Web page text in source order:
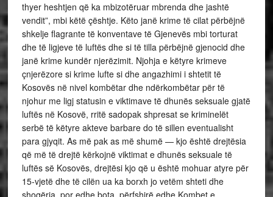
thyer heshtjen që ka mbizotëruar mbrenda dhe jashtë
vendit”, mbi këtë çështje. Këto janë krime të cilat përbëjnë
shkelje flagrante të konventave të Gjenevës mbi torturat
dhe të ligjeve të luftës dhe si të tilla përbëjnë gjenocid dhe
janë krime kundër njerëzimit. Njohja e këtyre krimeve
çnjerëzore si krime lufte si dhe angazhimi i shtetit të
Kosovës në nivel kombëtar dhe ndërkombëtar për të
njohur me ligj statusin e viktimave të dhunës seksuale gjatë
luftës në Kosovë, rritë sadopak shpresat se kriminelët
serbë të këtyre akteve barbare do të sillen eventualisht
para gjyqit. As më pak as më shumë — kjo është drejtësia
që më të drejtë kërkojnë viktimat e dhunës seksuale të
luftës së Kosovës, drejtësi kjo që u është mohuar atyre për
15-vjetë dhe të cilën ua ka borxh jo vetëm shteti dhe
shoqëria, por edhe bota, përfshirë edhe Kombet e